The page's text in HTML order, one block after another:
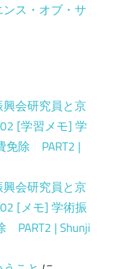
ス・オブ・サ
会研究員と京
[学習メモ] 学
免除 PART2 |
会研究員と京
[メモ] 学術振
PART2 | Shunji